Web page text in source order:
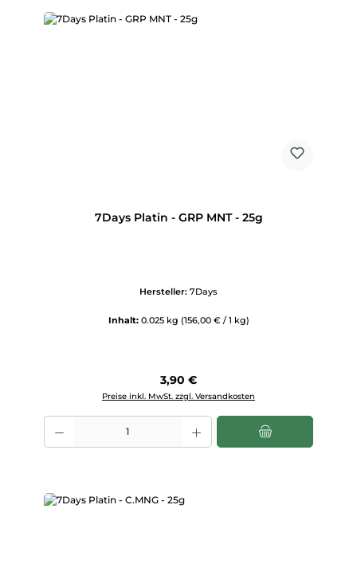
7Days Platin - GRP MNT - 25g
Hersteller: 7Days
Inhalt: 0.025 kg (156,00 € / 1 kg)
Regulärer Preis:
3,90 €
Preise inkl. MwSt. zzgl. Versandkosten
Produkt Anzahl: Gib den gewünschten Wert ein oder benutze die